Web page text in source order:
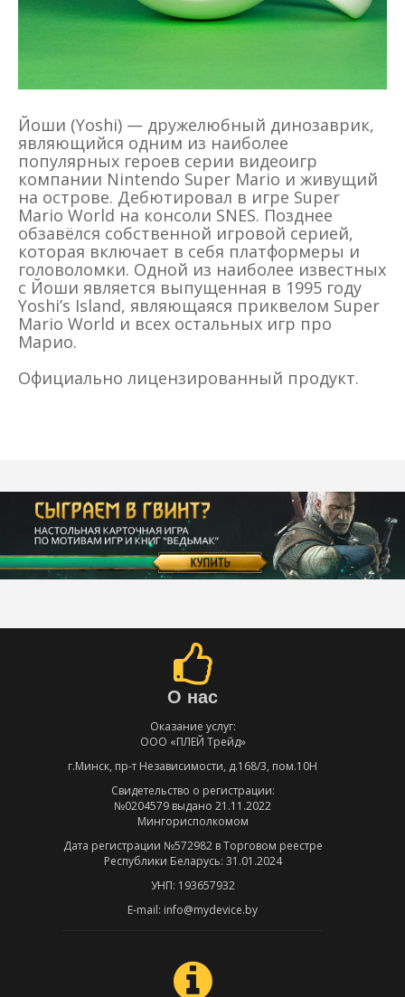
Йоши (Yoshi) — дружелюбный динозаврик,
являющийся одним из наиболее
популярных героев серии видеоигр
компании Nintendo Super Mario и живущий
на острове. Дебютировал в игре Super
Mario World на консоли SNES. Позднее
обзавёлся собственной игровой серией,
которая включает в себя платформеры и
головоломки. Одной из наиболее известных
с Йоши является выпущенная в 1995 году
Yoshi’s Island, являющаяся приквелом Super
Mario World и всех остальных игр про
Марио.
Официально лицензированный продукт.
О нас
Оказание услуг:
ООО «ПЛЕЙ Трейд»
г.Минск, пр-т Независимости, д.168/3, пом.10Н
Свидетельство о регистрации:
№0204579 выдано 21.11.2022
Мингорисполкомом
Дата регистрации №572982 в Торговом реестре
Республики Беларусь: 31.01.2024
УНП: 193657932
E-mail: info@mydevice.by